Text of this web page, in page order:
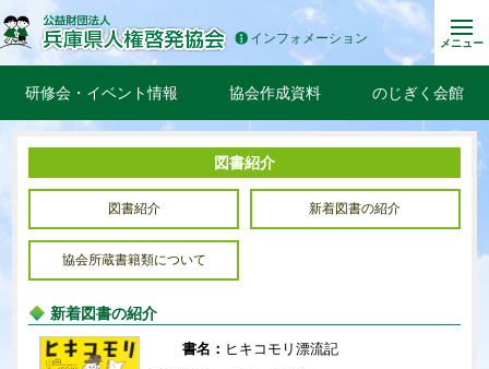
インフォメーション メニュー
研修会・イベント情報 協会作成資料 のじぎく会館
図書紹介
図書紹介 新着図書の紹介
協会所蔵書籍類について
新着図書の紹介
書名： ヒキコモリ漂流記